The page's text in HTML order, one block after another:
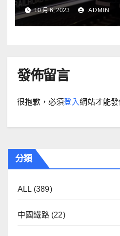
10 月 6, 2023 ADMIN
發佈留言
很抱歉，必須登入網站才能發
分類
ALL (389)
中國鐵路(22)